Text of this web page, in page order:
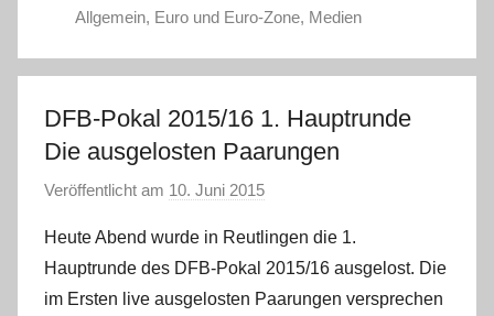
Allgemein, Euro und Euro-Zone, Medien
DFB-Pokal 2015/16 1. Hauptrunde
Die ausgelosten Paarungen
Veröffentlicht am 10. Juni 2015
n
a
d
Heute Abend wurde in Reutlingen die 1.
Hauptrunde des DFB-Pokal 2015/16 ausgelost. Die
im Ersten live ausgelosten Paarungen versprechen